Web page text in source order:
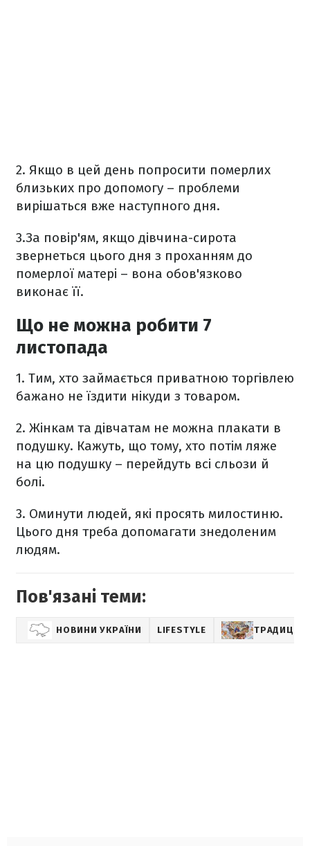
2. Якщо в цей день попросити померлих
близьких про допомогу – проблеми
вирішаться вже наступного дня.
3.За повір'ям, якщо дівчина-сирота
звернеться цього дня з проханням до
померлої матері – вона обов'язково
виконає її.
Що не можна робити 7
листопада
1. Тим, хто займається приватною торгівлею
бажано не їздити нікуди з товаром.
2. Жінкам та дівчатам не можна плакати в
подушку. Кажуть, що тому, хто потім ляже
на цю подушку – перейдуть всі сльози й
болі.
3. Оминути людей, які просять милостиню.
Цього дня треба допомагати знедоленим
людям.
Пов'язані теми:
НОВИНИ УКРАЇНИ LIFESTYLE ТРАДИЦІЇ